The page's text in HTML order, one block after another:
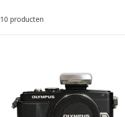
10 producten